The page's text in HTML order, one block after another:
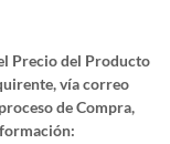
Precio del Producto
vía correo
de Compra,